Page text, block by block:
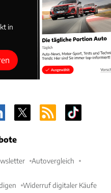
in
Autovergleich
Widerruf digitaler Käufe